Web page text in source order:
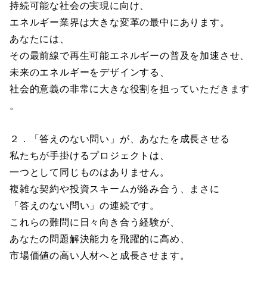
持続可能な社会の実現に向け、
エネルギー業界は大きな変革の最中にあります。
あなたには、
その最前線で再生可能エネルギーの普及を加速させ、
未来のエネルギーをデザインする、
社会的意義の非常に大きな役割を担っていただきます
。
２．「答えのない問い」が、あなたを成長させる
私たちが手掛けるプロジェクトは、
一つとして同じものはありません。
複雑な契約や投資スキームが絡み合う、まさに
「答えのない問い」の連続です。
これらの難問に日々向き合う経験が、
あなたの問題解決能力を飛躍的に高め、
市場価値の高い人材へと成長させます。